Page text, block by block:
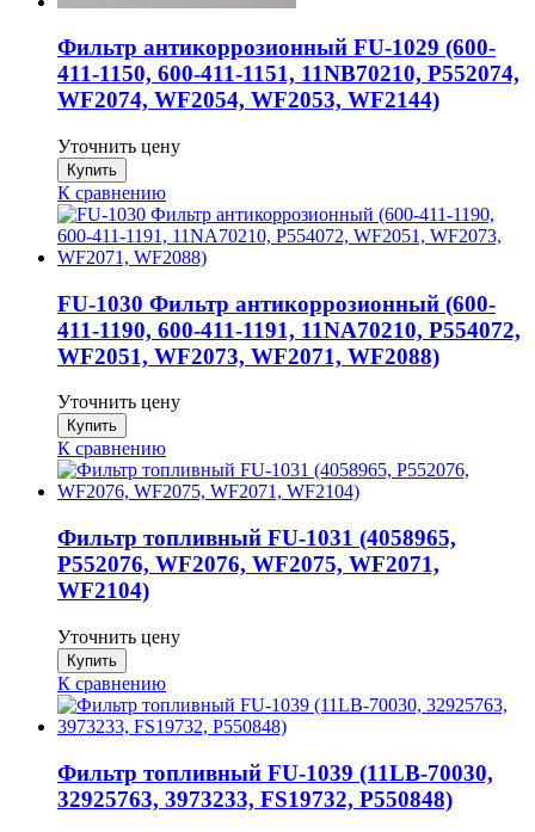
Фильтр антикоррозионный FU-1029 (600-
411-1150, 600-411-1151, 11NB70210, P552074,
WF2074, WF2054, WF2053, WF2144)
Уточнить цену
К сравнению
FU-1030 Фильтр антикоррозионный (600-
411-1190, 600-411-1191, 11NA70210, P554072,
WF2051, WF2073, WF2071, WF2088)
Уточнить цену
К сравнению
Фильтр топливный FU-1031 (4058965,
P552076, WF2076, WF2075, WF2071,
WF2104)
Уточнить цену
К сравнению
Фильтр топливный FU-1039 (11LB-70030,
32925763, 3973233, FS19732, P550848)